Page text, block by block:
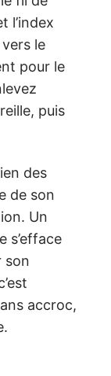
l’index
le
pour le
puis
des
de son
Un
s’efface
son
accroc,